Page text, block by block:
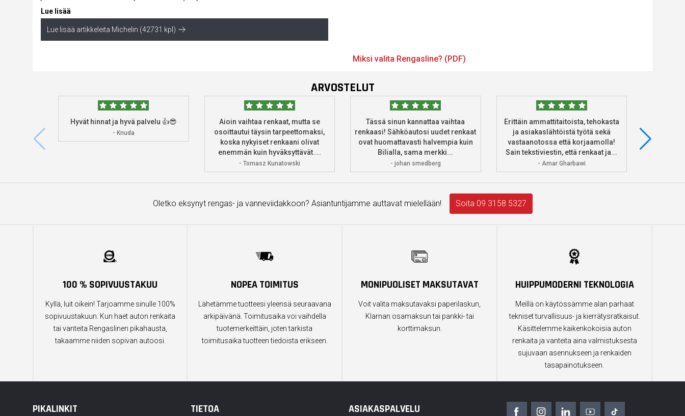
Lue lisää
Lue lisää artikkeleita Michelin (42731 kpl)
Miksi valita Rengasline? (PDF)
ARVOSTELUT
Hyvät hinnat ja hyvä palvelu 👍😎
- Knuda
Aioin vaihtaa renkaat, mutta se
osoittautui täysin tarpeettomaksi,
koska nykyiset renkaani olivat
enemmän kuin hyväksyttävät....
- Tomasz Kunatowski
Tässä sinun kannattaa vaihtaa
renkaasi! Sähköautosi uudet renkaat
ovat huomattavasti halvempia kuin
Bilialla, sama merkki...
- johan smedberg
Erittäin ammattitaitoista, tehokasta
ja asiakaslähtöistä työtä sekä
vastaanotossa että korjaamolla!
Sain tekstiviestin, että renkaat ja...
- Amar Gharbawi
Oletko eksynyt rengas- ja vanneviidakkoon? Asiantuntijamme auttavat mielellään! Soita 09 3158 5327
100 % SOPIVUUSTAKUU
Kyllä, luit oikein! Tarjoamme sinulle 100%
sopivuustakuun. Kun haet auton renkaita
tai vanteita Rengaslinen pikahausta,
takaamme niiden sopivan autoosi.
NOPEA TOIMITUS
Lähetämme tuotteesi yleensä seuraavana
arkipäivänä. Toimitusaika voi vaihdella
tuotemerkeittäin, joten tarkista
toimitusaika tuotteen tiedoista erikseen.
MONIPUOLISET MAKSUTAVAT
Voit valita maksutavaksi paperilaskun,
Klarnan osamaksun tai pankki- tai
korttimaksun.
HUIPPUMODERNI TEKNOLOGIA
Meillä on käytössämme alan parhaat
tekniset turvallisuus- ja kierrätysratkaisut.
Käsittelemme kaikenkokoisia auton
renkaita ja vanteita aina valmistuksesta
sujuvaan asennukseen ja renkaiden
tasapainotukseen.
PIKALINKIT TIETOA ASIAKASPALVELU